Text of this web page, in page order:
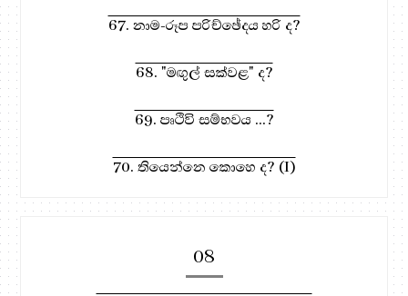
67. නාම-රූප පරිච්ඡේදය හරි ද?
68. "මඟුල් සක්වළ" ද?
69. පෘථිවි සම්භවය ...?
70. තියෙන්නෙ කොහෙ ද? (I)
08